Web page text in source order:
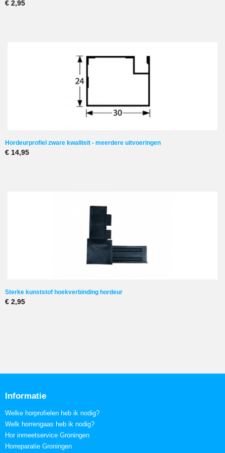
€ 2,95
Hordeurprofiel zware kwaliteit - meerdere uitvoeringen
€ 14,95
Sterke kunststof hoekverbinding hordeur
€ 2,95
Informatie
Welke horprofielen heb ik nodig?
Welk horrengaas heb ik nodig?
Hor inmeetservice Groningen
Horreparatie Groningen